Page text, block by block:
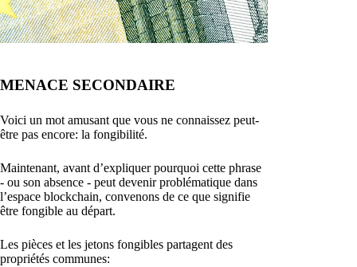
MENACE SECONDAIRE
Voici un mot amusant que vous ne connaissez peut-
être pas encore: la fongibilité.
Maintenant, avant d’expliquer pourquoi cette phrase
- ou son absence - peut devenir problématique dans
l’espace blockchain, convenons de ce que signifie
être fongible au départ.
Les pièces et les jetons fongibles partagent des
propriétés communes: